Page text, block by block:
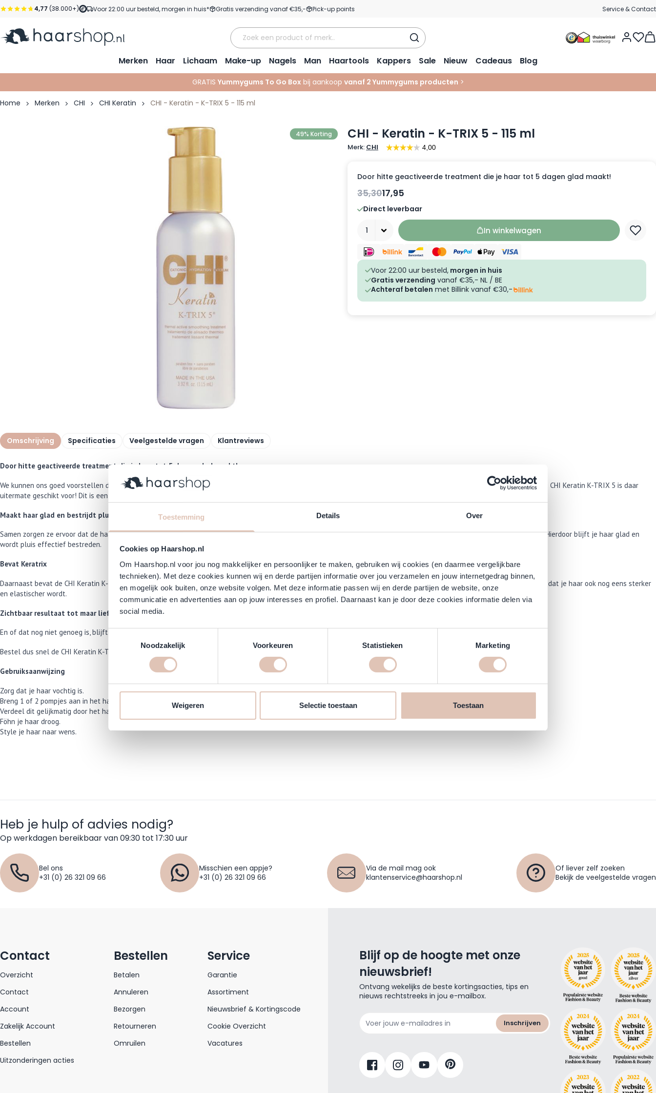
Toestemming Details Over
Cookies op Haarshop.nl
Om Haarshop.nl voor jou nog makkelijker en persoonlijker te maken, gebruiken wij cookies (en daarmee vergelijkbare
technieken). Met deze cookies kunnen wij en derde partijen informatie over jou verzamelen en jouw internetgedrag binnen,
en mogelijk ook buiten, onze website volgen. Met deze informatie passen wij en derde partijen de website, onze
communicatie en advertenties aan op jouw interesses en profiel. Daarnaast kan je door deze cookies informatie delen via
social media.
Noodzakelijk
Voorkeuren Statistieken Marketing
Weigeren Selectie toestaan Toestaan
Ga naar de inhoud
4,77 (38.000+) Voor 22:00 uur besteld, morgen in huis* Gratis verzending vanaf €35,- Pick-up points Service & Contact
Merken Haar Lichaam Make-up Nagels Man Haartools Kappers Sale Nieuw Cadeaus Blog
GRATIS Yummygums To Go Box bij aankoop vanaf 2 Yummygums producten >
Home Merken CHI CHI Keratin CHI - Keratin - K-TRIX 5 - 115 ml
CHI - Keratin - K-TRIX 5 - 115 ml
Merk: CHI
49% Korting
Door hitte geactiveerde treatment die je haar tot 5 dagen glad maakt!
35,3017,95
Direct leverbaar
In winkelwagen
Voor 22:00 uur besteld, morgen in huis
Gratis verzending vanaf €35,- NL / BE
Achteraf betalen met Billink vanaf €30,-
Omschrijving Specificaties Veelgestelde vragen Klantreviews
Door hitte geactiveerde treatment die je haar tot 5 dagen glad maakt!
We kunnen ons goed voorstellen dat je je haar pluisvrij wil maken voor een langere tijd. En dus niet elke dag voor de spiegel wil staan om een gladde coupe te realiseren. De CHI Keratin K-TRIX 5 is daar
uitermate geschikt voor! Dit is een 'thermal active smoothing treatment', ofwel een verzorgende behandeling die wordt geactiveerd door de warmte van een stylingtool.
Maakt haar glad en bestrijdt pluis
Samen zorgen ze ervoor dat de haarschacht wordt gesloten, zodat de juiste hoeveelheid vocht in je haar blijft én dat overmatig vocht door buitenaf niet kan binnendringen. Hierdoor blijft je haar glad en
wordt pluis effectief bestreden.
Bevat Keratrix
Daarnaast bevat de CHI Keratin K-TRIX 5 het unieke ingrediënt van CHI, genaamd Keratrix. Dit speciale ingrediënt met hoofdzakelijk keratine verrijkt je haar met proteïnen, zodat je haar ook nog eens sterker
en elastischer wordt.
Zichtbaar resultaat tot maar liefst 5 dagen!
En of dat nog niet genoeg is, blijft het resultaat zichtbaar tot maar liefst 5 dagen!
Bestel dus snel de CHI Keratin K-TRIX 5, dan zorgen wij dat deze thermal active smoothing treatment spoedig bij je thuis komt!
Gebruiksaanwijzing
Zorg dat je haar vochtig is.
Breng 1 of 2 pompjes aan in het haar.
Verdeel dit gelijkmatig door het haar.
Föhn je haar droog.
Style je haar naar wens.
Heb je hulp of advies nodig?
Op werkdagen bereikbaar van 09:30 tot 17:30 uur
Bel ons
+31 (0) 26 321 09 66
Misschien een appje?
+31 (0) 26 321 09 66
Via de mail mag ook
klantenservice@haarshop.nl
Of liever zelf zoeken
Bekijk de veelgestelde vragen
Contact
Overzicht
Contact
Account
Zakelijk Account
Bestellen
Uitzonderingen acties
Bestellen
Betalen
Annuleren
Bezorgen
Retourneren
Omruilen
Service
Garantie
Assortiment
Nieuwsbrief & Kortingscode
Cookie Overzicht
Vacatures
Blijf op de hoogte met onze
nieuwsbrief!
Ontvang wekelijks de beste kortingsacties, tips en
nieuws rechtstreeks in jou e-mailbox.
Inschrijven